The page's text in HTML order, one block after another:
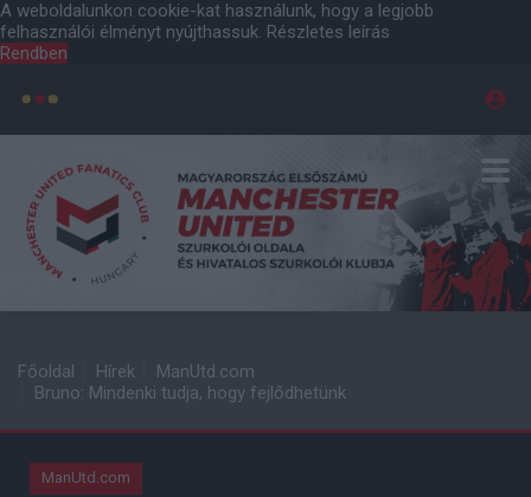
A weboldalunkon cookie-kat használunk, hogy a legjobb
felhasználói élményt nyújthassuk. Részletes leírás
Rendben
Főoldal Hírek
ManUtd.com
Bruno: Mindenki tudja, hogy fejlődhetünk
ManUtd.com